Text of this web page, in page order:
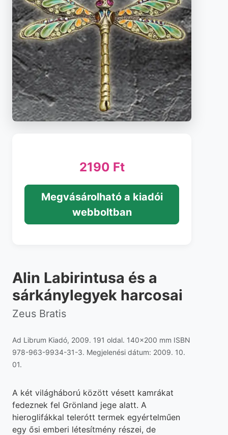
2190 Ft
Megvásárolható a kiadói
webboltban
Alin Labirintusa és a
sárkánylegyek harcosai
Zeus Bratis
Ad Librum Kiadó, 2009. 191 oldal. 140x200 mm ISBN
978-963-9934-31-3. Megjelenési dátum: 2009. 10.
01.
A két világháború között vésett kamrákat
fedeznek fel Grönland jege alatt. A
hieroglifákkal telerótt termek egyértelműen
egy ősi emberi létesítmény részei, de